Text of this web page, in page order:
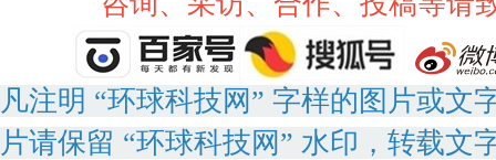
凡注明 “环球科技网” 字样的图片或文
片请保留 “环球科技网” 水印，转载文